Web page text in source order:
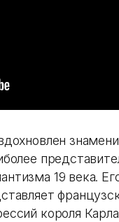
19 века.
короля